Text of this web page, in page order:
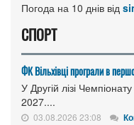
Погода на 10 днів від
СПОРТ
ФК Вільхівці програли в
У Другій лізі
2027....
03.08.2026 23:08